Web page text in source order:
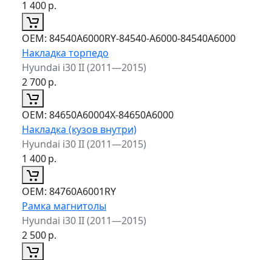
1 400р.
ОЕМ: 84540A6000RY-84540-A6000-84540A6000
Накладка торпедо
Hyundai i30 II (2011—2015)
2 700р.
ОЕМ: 84650A60004X-84650A6000
Накладка (кузов внутри)
Hyundai i30 II (2011—2015)
1 400р.
ОЕМ: 84760A6001RY
Рамка магнитолы
Hyundai i30 II (2011—2015)
2 500р.